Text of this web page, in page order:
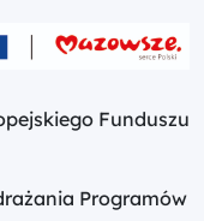
Funduszu
Programów